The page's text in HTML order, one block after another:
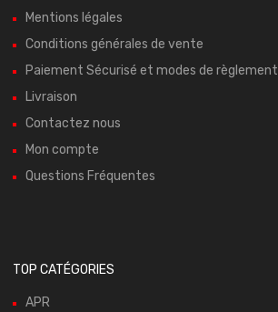
Mentions légales
Conditions générales de vente
Paiement Sécurisé et modes de règlement
Livraison
Contactez nous
Mon compte
Questions Fréquentes
TOP CATÉGORIES
APR